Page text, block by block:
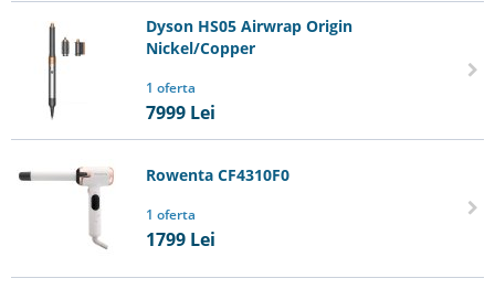
Dyson HS05 Airwrap Origin
Nickel/Copper
1 oferta
7999 Lei
Rowenta CF4310F0
1 oferta
1799 Lei